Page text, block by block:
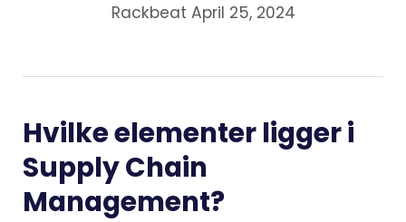
Rackbeat April 25, 2024
Hvilke elementer ligger i
Supply Chain
Management?